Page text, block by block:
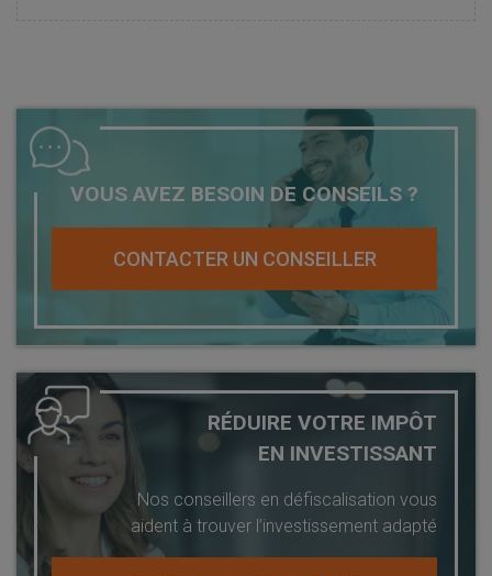
VOUS AVEZ BESOIN DE CONSEILS ?
CONTACTER UN CONSEILLER
RÉDUIRE VOTRE IMPÔT
EN INVESTISSANT
Nos conseillers en défiscalisation vous
aident à trouver l’investissement adapté